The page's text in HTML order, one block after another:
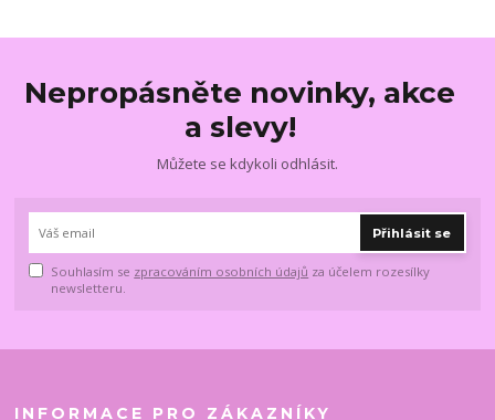
Nepropásněte novinky, akce
a slevy!
Můžete se kdykoli odhlásit.
Přihlásit se
Souhlasím se zpracováním osobních údajů za účelem rozesílky
newsletteru.
INFORMACE PRO ZÁKAZNÍKY